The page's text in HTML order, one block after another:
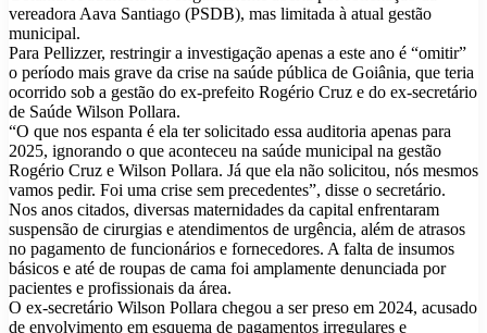
vereadora Aava Santiago (PSDB), mas limitada à atual gestão
municipal.
Para Pellizzer, restringir a investigação apenas a este ano é “omitir”
o período mais grave da crise na saúde pública de Goiânia, que teria
ocorrido sob a gestão do ex-prefeito Rogério Cruz e do ex-secretário
de Saúde Wilson Pollara.
“O que nos espanta é ela ter solicitado essa auditoria apenas para
2025, ignorando o que aconteceu na saúde municipal na gestão
Rogério Cruz e Wilson Pollara. Já que ela não solicitou, nós mesmos
vamos pedir. Foi uma crise sem precedentes”, disse o secretário.
Nos anos citados, diversas maternidades da capital enfrentaram
suspensão de cirurgias e atendimentos de urgência, além de atrasos
no pagamento de funcionários e fornecedores. A falta de insumos
básicos e até de roupas de cama foi amplamente denunciada por
pacientes e profissionais da área.
O ex-secretário Wilson Pollara chegou a ser preso em 2024, acusado
de envolvimento em esquema de pagamentos irregulares e